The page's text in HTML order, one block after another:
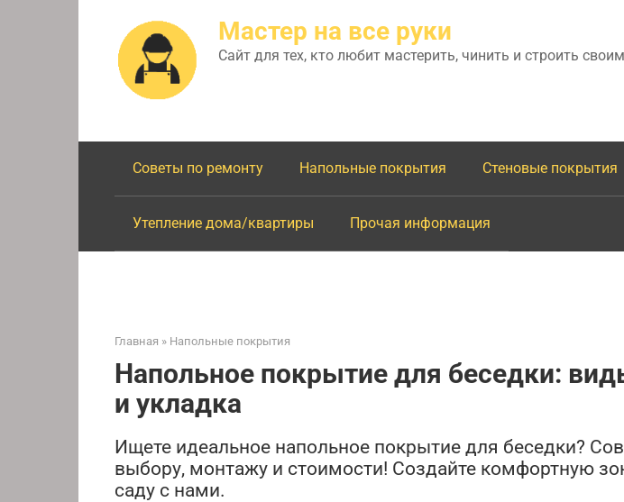
Мастер на все руки
Сайт для тех, кто любит мастерить, чинить и строить
Советы по ремонту Напольные покрытия Стеновые покрытия
Утепление дома/квартиры Прочая информация
Главная » Напольные покрытия
Напольное покрытие для беседки:
и укладка
Ищете идеальное напольное покрытие для беседки?
выбору, монтажу и стоимости! Создайте комфортную
саду с нами.